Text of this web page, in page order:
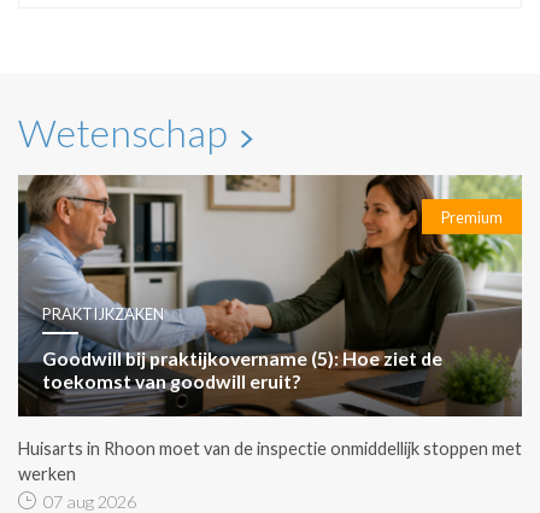
Wetenschap
Premium
PRAKTIJKZAKEN
Goodwill bij praktijkovername (5): Hoe ziet de
toekomst van goodwill eruit?
Huisarts in Rhoon moet van de inspectie onmiddellijk stoppen met
werken
07 aug 2026